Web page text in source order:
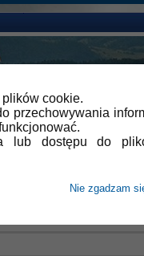
cookie.
przechowywania
lub dostępu do
Nie zgadzam